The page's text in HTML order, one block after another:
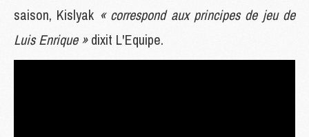
saison, Kislyak « correspond aux principes de jeu de
Luis Enrique »dixit L'Equipe.